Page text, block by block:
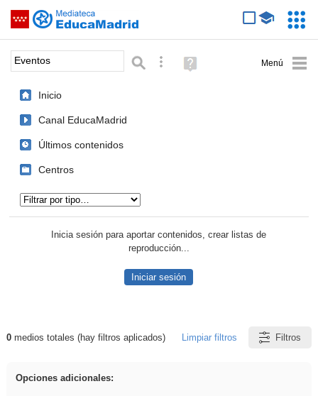
Saltar navegación
Palabra o frase: Búsqueda avanzada
Ayuda
(en
Inicio
Canal EducaMadrid
Últimos contenidos
Centros
Inicia sesión para aportar contenidos, crear listas de
reproducción...
Iniciar sesión
Resultados de: Eventos
0medios totales (hay filtros aplicados) Limpiar filtros Filtros
Opciones adicionales: